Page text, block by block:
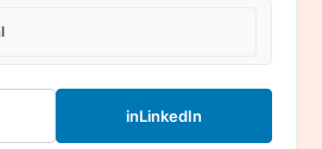
inLinkedIn